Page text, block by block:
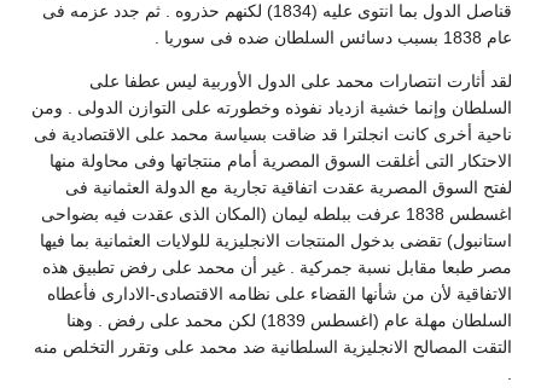
قناصل الدول بما انتوى عليه (1834) لكنهم حذروه . ثم جدد عزمه فى
عام 1838 بسبب دسائس السلطان ضده فى سوريا .
لقد أثارت انتصارات محمد على الدول الأوربية ليس عطفا على
السلطان وإنما خشية ازدياد نفوذه وخطورته على التوازن الدولى . ومن
ناحية أخرى كانت انجلترا قد ضاقت بسياسة محمد على الاقتصادية فى
الاحتكار التى أغلقت السوق المصرية أمام منتجاتها وفى محاولة منها
لفتح السوق المصرية عقدت اتفاقية تجارية مع الدولة العثمانية فى
اغسطس 1838 عرفت ببلطه ليمان (المكان الذى عقدت فيه بضواحى
استانبول) تقضى بدخول المنتجات الانجليزية للولايات العثمانية بما فيها
مصر طبعا مقابل نسبة جمركية . غير أن محمد على رفض تطبيق هذه
الاتفاقية لأن من شأنها القضاء على نظامه الاقتصادى-الادارى فأعطاه
السلطان مهلة عام (اغسطس 1839) لكن محمد على رفض . وهنا
التقت المصالح الانجليزية السلطانية ضد محمد على وتقرر التخلص منه